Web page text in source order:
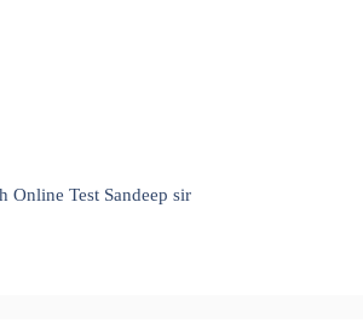
Online Test Sandeep sir